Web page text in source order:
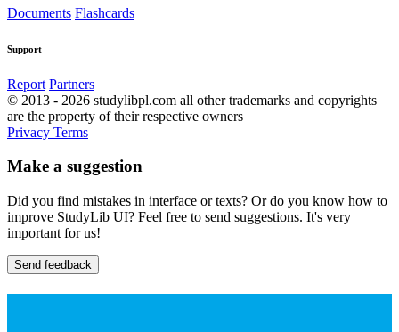
Documents Flashcards
Support
Report Partners
© 2013 - 2026 studylibpl.com all other trademarks and copyrights
are the property of their respective owners
Privacy Terms
Make a suggestion
Did you find mistakes in interface or texts? Or do you know how to
improve StudyLib UI? Feel free to send suggestions. It's very
important for us!
Send feedback